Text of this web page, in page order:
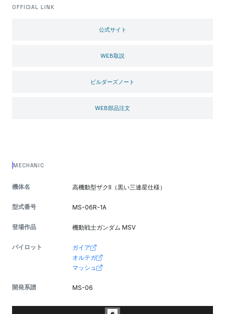
OFFICIAL LINK
公式サイト
WEB取説
ビルダーズノート
WEB部品注文
MECHANIC
機体名 高機動型ザクII（黒い三連星仕様）
型式番号 MS-06R-1A
登場作品 機動戦士ガンダム MSV
パイロット
ガイア
オルテガ
マッシュ
開発系譜 MS-06